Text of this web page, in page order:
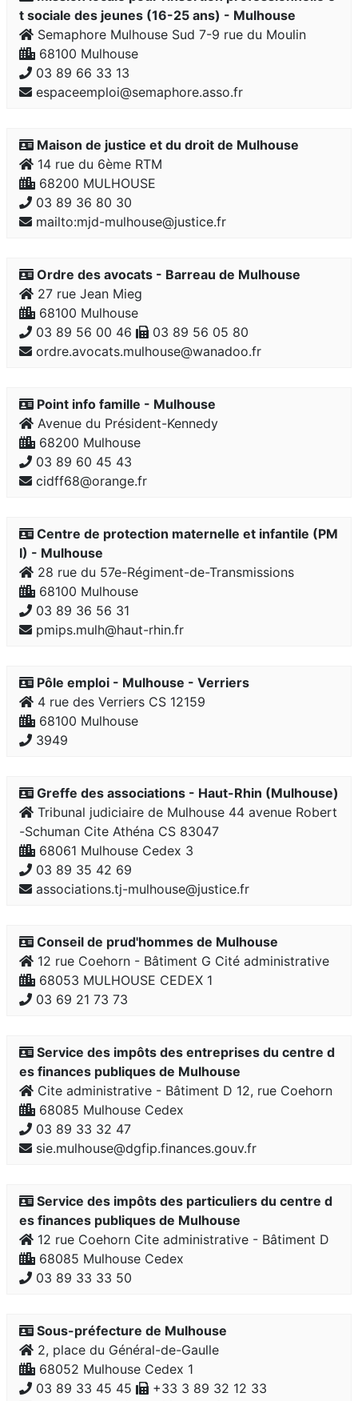
t sociale des jeunes (16-25 ans) - Mulhouse
Semaphore Mulhouse Sud 7-9 rue du Moulin
68100 Mulhouse
03 89 66 33 13
espaceemploi@semaphore.asso.fr
Maison de justice et du droit de Mulhouse
14 rue du 6ème RTM
68200 MULHOUSE
03 89 36 80 30
mailto:mjd-mulhouse@justice.fr
Ordre des avocats - Barreau de Mulhouse
27 rue Jean Mieg
68100 Mulhouse
03 89 56 00 46
03 89 56 05 80
ordre.avocats.mulhouse@wanadoo.fr
Point info famille - Mulhouse
Avenue du Président-Kennedy
68200 Mulhouse
03 89 60 45 43
cidff68@orange.fr
Centre de protection maternelle et infantile (PM
I) - Mulhouse
28 rue du 57e-Régiment-de-Transmissions
68100 Mulhouse
03 89 36 56 31
pmips.mulh@haut-rhin.fr
Pôle emploi - Mulhouse - Verriers
4 rue des Verriers CS 12159
68100 Mulhouse
3949
Greffe des associations - Haut-Rhin (Mulhouse)
Tribunal judiciaire de Mulhouse 44 avenue Robert
-Schuman Cite Athéna CS 83047
68061 Mulhouse Cedex 3
03 89 35 42 69
associations.tj-mulhouse@justice.fr
Conseil de prud'hommes de Mulhouse
12 rue Coehorn - Bâtiment G Cité administrative
68053 MULHOUSE CEDEX 1
03 69 21 73 73
Service des impôts des entreprises du centre d
es finances publiques de Mulhouse
Cite administrative - Bâtiment D 12, rue Coehorn
68085 Mulhouse Cedex
03 89 33 32 47
sie.mulhouse@dgfip.finances.gouv.fr
Service des impôts des particuliers du centre d
es finances publiques de Mulhouse
12 rue Coehorn Cite administrative - Bâtiment D
68085 Mulhouse Cedex
03 89 33 33 50
Sous-préfecture de Mulhouse
2, place du Général-de-Gaulle
68052 Mulhouse Cedex 1
03 89 33 45 45
+33 3 89 32 12 33